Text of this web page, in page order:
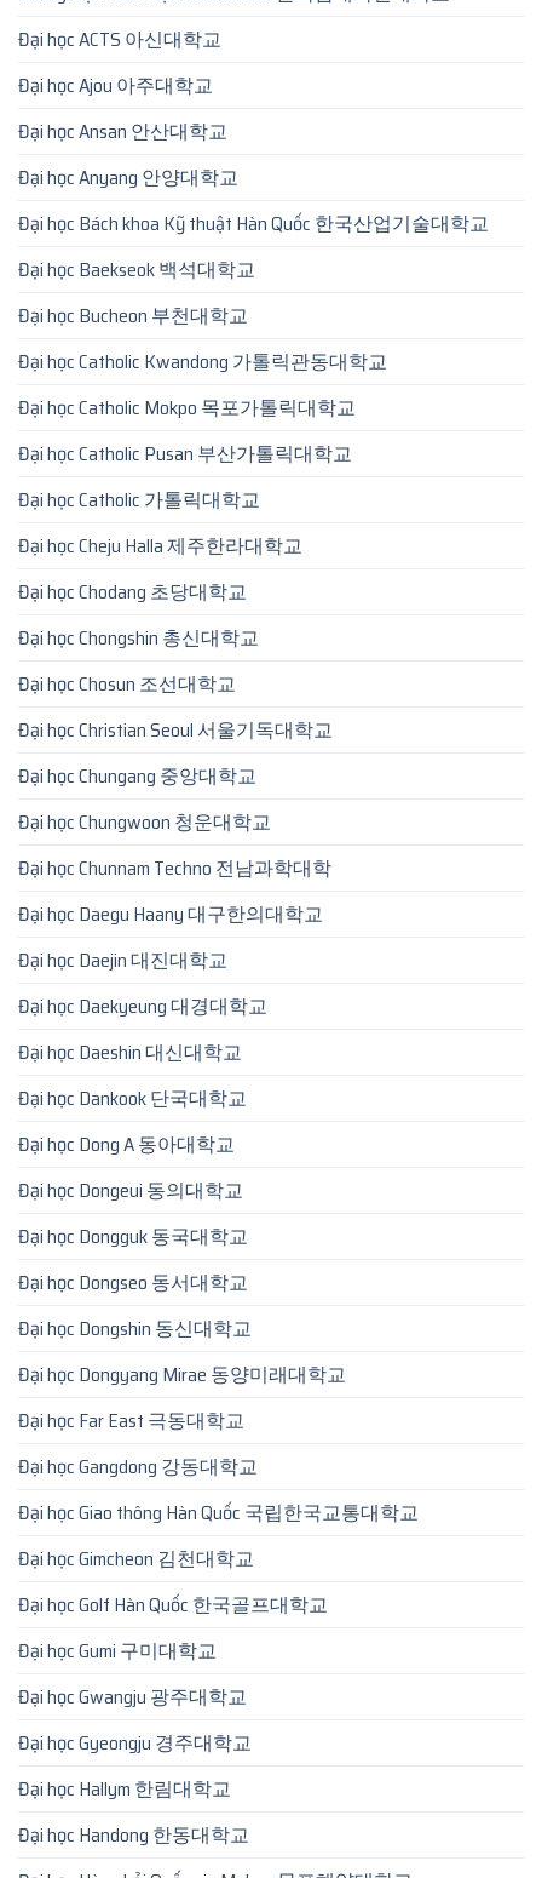
Đại học ACTS 아신대학교
Đại học Ajou 아주대학교
Đại học Ansan 안산대학교
Đại học Anyang 안양대학교
Đại học Bách khoa Kỹ thuật Hàn Quốc 한국산업기술대학교
Đại học Baekseok 백석대학교
Đại học Bucheon 부천대학교
Đại học Catholic Kwandong 가톨릭관동대학교
Đại học Catholic Mokpo 목포가톨릭대학교
Đại học Catholic Pusan 부산가톨릭대학교
Đại học Catholic 가톨릭대학교
Đại học Cheju Halla 제주한라대학교
Đại học Chodang 초당대학교
Đại học Chongshin 총신대학교
Đại học Chosun 조선대학교
Đại học Christian Seoul 서울기독대학교
Đại học Chungang 중앙대학교
Đại học Chungwoon 청운대학교
Đại học Chunnam Techno 전남과학대학
Đại học Daegu Haany 대구한의대학교
Đại học Daejin 대진대학교
Đại học Daekyeung 대경대학교
Đại học Daeshin 대신대학교
Đại học Dankook 단국대학교
Đại học Dong A 동아대학교
Đại học Dongeui 동의대학교
Đại học Dongguk 동국대학교
Đại học Dongseo 동서대학교
Đại học Dongshin 동신대학교
Đại học Dongyang Mirae 동양미래대학교
Đại học Far East 극동대학교
Đại học Gangdong 강동대학교
Đại học Giao thông Hàn Quốc 국립한국교통대학교
Đại học Gimcheon 김천대학교
Đại học Golf Hàn Quốc 한국골프대학교
Đại học Gumi 구미대학교
Đại học Gwangju 광주대학교
Đại học Gyeongju 경주대학교
Đại học Hallym 한림대학교
Đại học Handong 한동대학교